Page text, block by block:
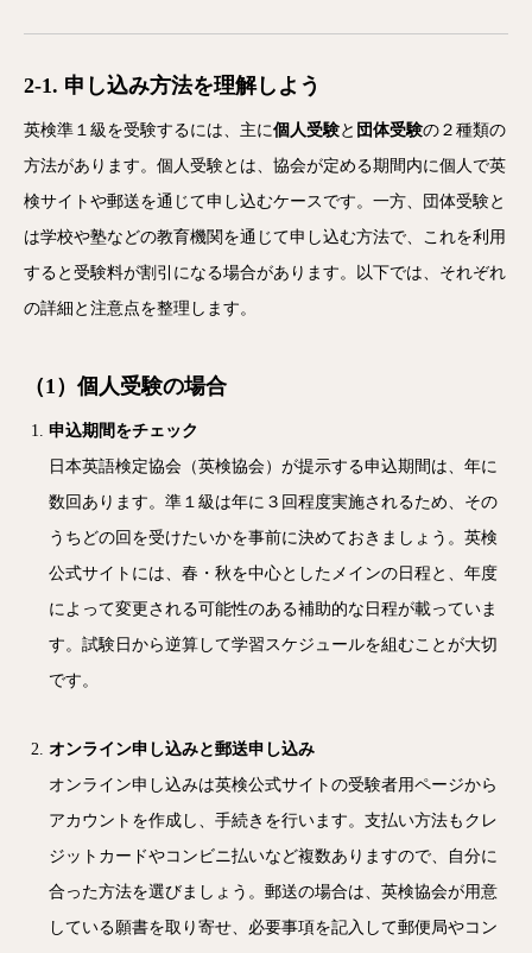
2-1. 申し込み方法を理解しよう
英検準１級を受験するには、主に個人受験と 団体受験の２種類の
方法があります。個人受験とは、協会が定める期間内に個人で英
検サイトや郵送を通じて申し込むケースです。一方、団体受験と
は学校や塾などの教育機関を通じて申し込む方法で、これを利用
すると受験料が割引になる場合があります。以下では、それぞれ
の詳細と注意点を整理します。
（1）個人受験の場合
申込期間をチェック
日本英語検定協会（英検協会）が提示する申込期間は、年に
数回あります。準１級は年に３回程度実施されるため、その
うちどの回を受けたいかを事前に決めておきましょう。英検
公式サイトには、春・秋を中心としたメインの日程と、年度
によって変更される可能性のある補助的な日程が載っていま
す。試験日から逆算して学習スケジュールを組むことが大切
です。
オンライン申し込みと郵送申し込み
オンライン申し込みは英検公式サイトの受験者用ページから
アカウントを作成し、手続きを行います。支払い方法もクレ
ジットカードやコンビニ払いなど複数ありますので、自分に
合った方法を選びましょう。郵送の場合は、英検協会が用意
している願書を取り寄せ、必要事項を記入して郵便局やコン